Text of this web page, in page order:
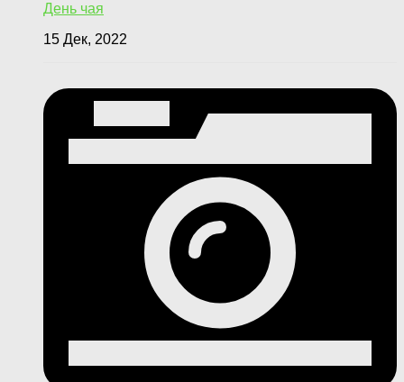
День чая
15 Дек, 2022